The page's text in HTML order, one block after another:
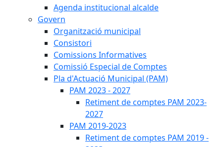
Agenda institucional alcalde
Govern
Organització municipal
Consistori
Comissions Informatives
Comissió Especial de Comptes
Pla d'Actuació Municipal (PAM)
PAM 2023 - 2027
Retiment de comptes PAM 2023-
2027
PAM 2019-2023
Retiment de comptes PAM 2019 -